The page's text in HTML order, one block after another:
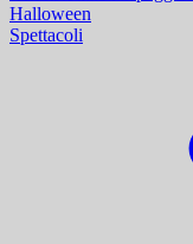
Halloween
Spettacoli